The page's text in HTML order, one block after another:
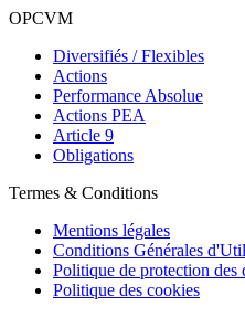
OPCVM
Diversifiés / Flexibles
Actions
Performance Absolue
Actions PEA
Article 9
Obligations
Termes & Conditions
Mentions légales
Conditions Générales
Politique de protection des
Politique des cookies